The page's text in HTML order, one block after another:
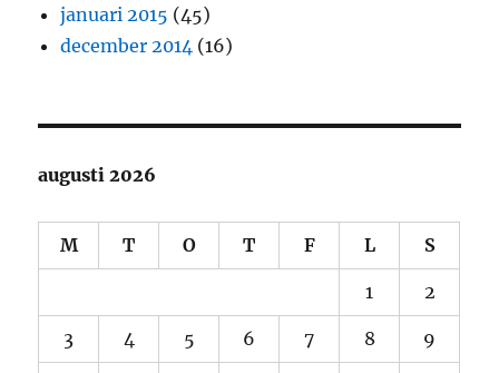
januari 2015 (45)
december 2014 (16)
augusti 2026
M T O T F L S
1 2
3 4 5 6 7 8 9